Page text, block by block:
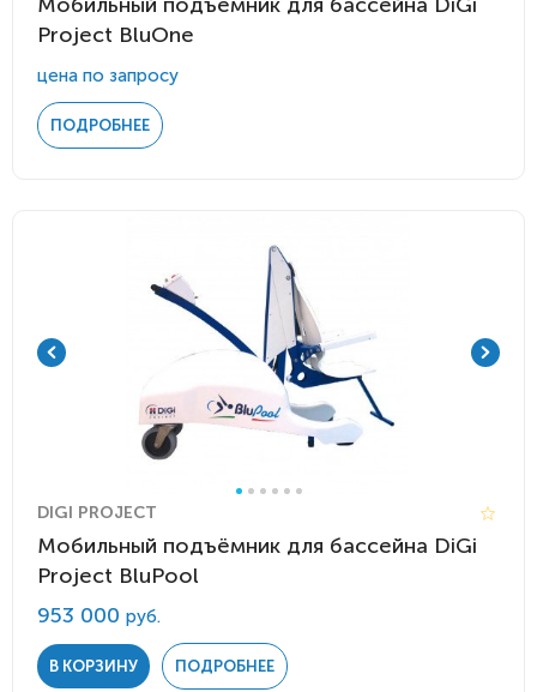
Project BluOne
цена по запросу
ПОДРОБНЕЕ
DIGI PROJECT
Мобильный подъёмник для бассейна DiGi
Project BluPool
953 000 руб.
В КОРЗИНУ ПОДРОБНЕЕ